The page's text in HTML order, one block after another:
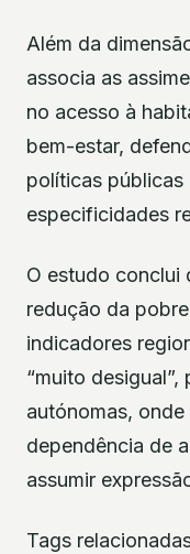
Além da
associa as
no acesso à
bem-estar,
políticas públicas
especificidades
O estudo conclui
redução da
indicadores
“muito
autónomas,
dependência de
assumir
Tags